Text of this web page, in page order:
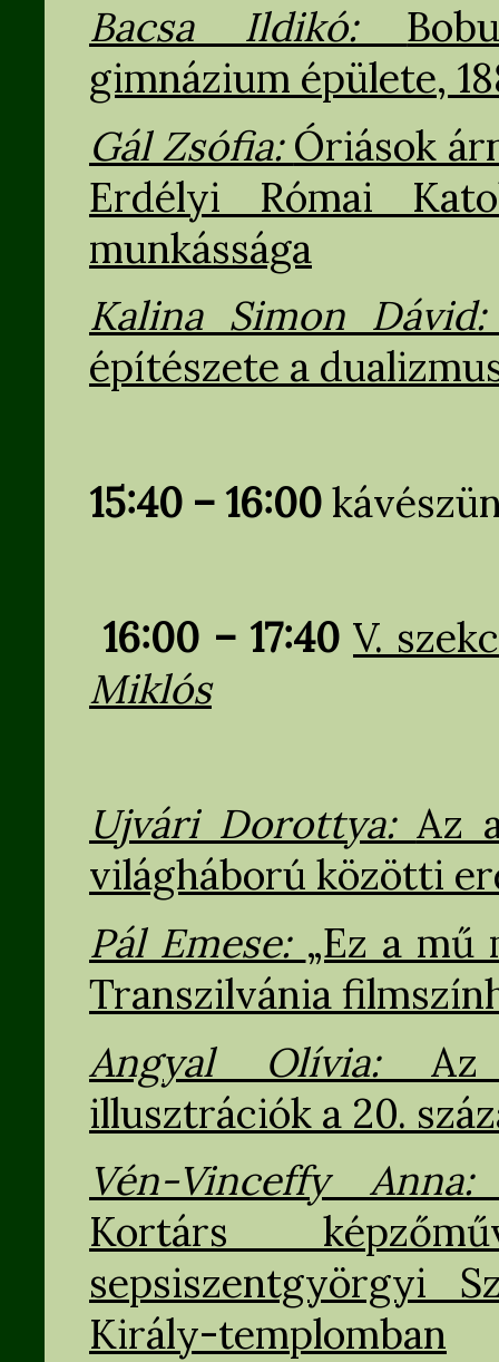
Bacsa Ildikó:
gimnázium épülete,
Gál Zsófia:Óriások
Erdélyi Római
munkássága
Kalina Simon
építészete a
15:40 – 16:00
16:00 – 17:40 V.
Miklós
Ujvári Dorottya: Az
világháború közötti
Pál Emese: „Ez a mű
Transzilvánia
Angyal Olívia:
illusztrációk a 20.
Vén-Vinceffy
Kortárs
sepsiszentgyörgyi
Király-templomban